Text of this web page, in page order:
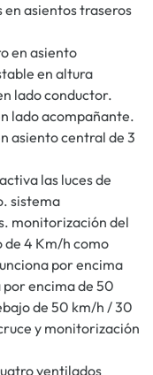
asientos traseros
en asiento
en altura
lado conductor.
lado acompañante.
asiento central de 3
las luces de
sistema
monitorización del
de 4 Km/h como
por encima
encima de 50
de 50 km/h / 30
y monitorización
ventilados